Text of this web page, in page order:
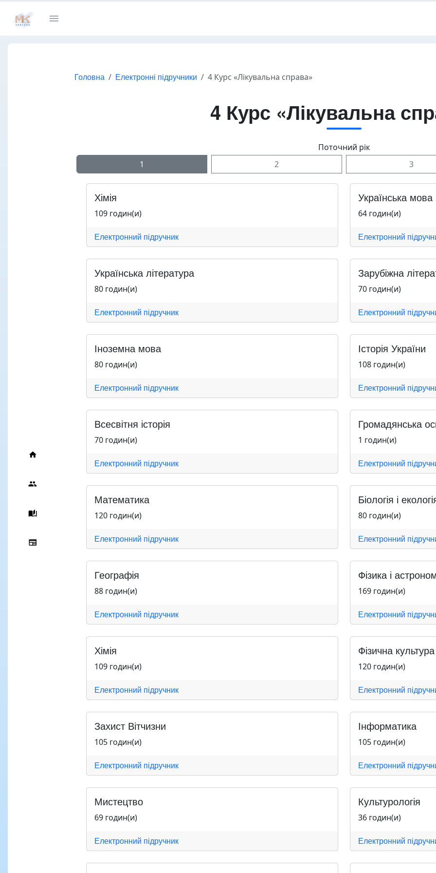
Головна Електронні підручники 4 Курс «Лікувальна справа»
4 Курс «Лікувальна
Поточний рік
1
2 3
Хімія
109 годин(и)
Електронний підручник
Українська мова
64 годин(и)
Електронний
Українська література
80 годин(и)
Електронний підручник
Зарубіжна
70 годин(и)
Електронний
Іноземна мова
80 годин(и)
Електронний підручник
Історія України
108 годин(и)
Електронний
Всесвітня історія
70 годин(и)
Електронний підручник
Громадянська
1 годин(и)
Електронний
Математика
120 годин(и)
Електронний підручник
Біологія і
80 годин(и)
Електронний
Географія
88 годин(и)
Електронний підручник
Фізика і
169 годин(и)
Електронний
Хімія
109 годин(и)
Електронний підручник
Фізична культура
120 годин(и)
Електронний
Захист Вітчизни
105 годин(и)
Електронний підручник
Інформатика
105 годин(и)
Електронний
Мистецтво
69 годин(и)
Електронний підручник
Культурологія
36 годин(и)
Електронний